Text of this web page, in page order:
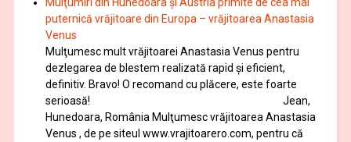
puternică vrăjitoare din Europa – vrăjitoarea Anastasia
Venus
Mulţumesc mult vrăjitoarei Anastasia Venus pentru
dezlegarea de blestem realizată rapid și eficient,
definitiv. Bravo! O recomand cu plăcere, este foarte
serioasă! Jean,
Hunedoara, România Mulţumesc vrăjitoarea Anastasia
Venus , de pe siteul www.vrajitoarero.com, pentru că